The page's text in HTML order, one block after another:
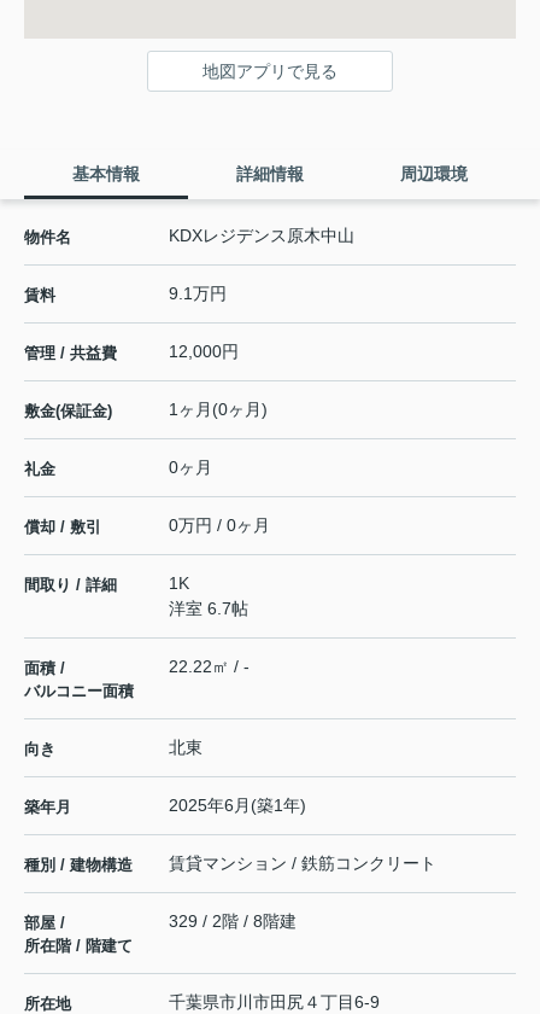
地図アプリで見る
基本情報 詳細情報 周辺環境
物件名 KDXレジデンス原木中山
賃料 9.1万円
管理 / 共益費 12,000円
敷金(保証金) 1ヶ月(0ヶ月)
礼金 0ヶ月
償却 / 敷引 0万円 / 0ヶ月
間取り / 詳細
1K
洋室 6.7帖
面積 /
バルコニー面積
22.22㎡ / -
向き 北東
築年月 2025年6月(築1年)
種別 / 建物構造 賃貸マンション / 鉄筋コンクリート
部屋 /
所在階 / 階建て
329 / 2階 / 8階建
所在地 千葉県市川市田尻４丁目6-9